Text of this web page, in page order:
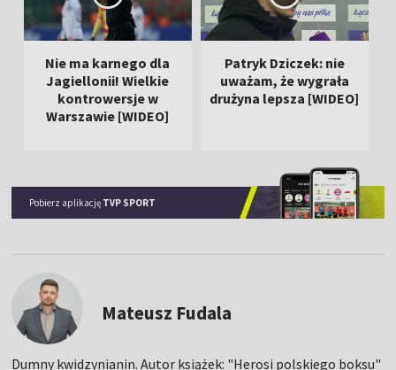
Nie ma karnego dla
Jagiellonii! Wielkie
kontrowersje w
Warszawie [WIDEO]
Patryk Dziczek: nie
uważam, że wygrała
drużyna lepsza [WIDEO]
Pobierz aplikację TVP SPORT
Mateusz Fudala
Dumny kwidzynianin. Autor książek: "Herosi polskiego boksu"